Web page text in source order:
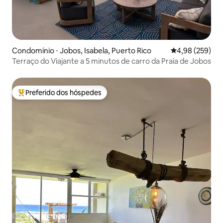
Condomínio ⋅ Jobos, Isabela, Puerto Rico 4,98 de uma
4,98 (259)
Terraço do Viajante a 5 minutos de carro da Praia de Jobos
Entre os melhores preferidos dos hóspedes
Preferido dos hóspedes